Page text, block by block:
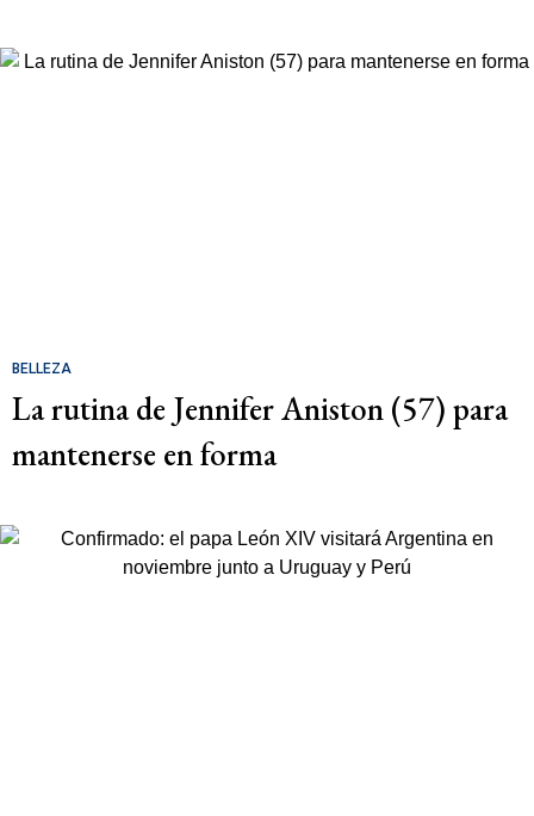
BELLEZA
La rutina de Jennifer Aniston (57) para
mantenerse en forma